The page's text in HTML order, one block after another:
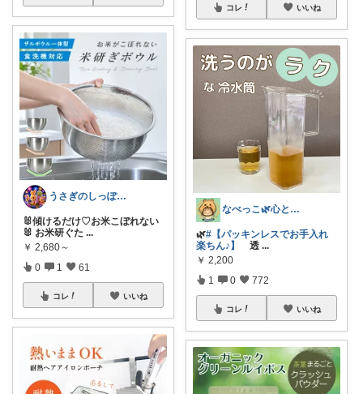
うさぎのしっぽ43🐰2児の母👧朝コレ
🐰傾けるだけ♡お米こぼれない
🐰 お米研ぐた ...
￥ 2,680～
0 1 61
コレ いいね
コレ いいね
なべっこ🌿心と体を整える暮らし
🌿#【パッキンレスでお手入れ
楽ちん♪】
透 ...
￥ 2,200
1 0 772
コレ いいね